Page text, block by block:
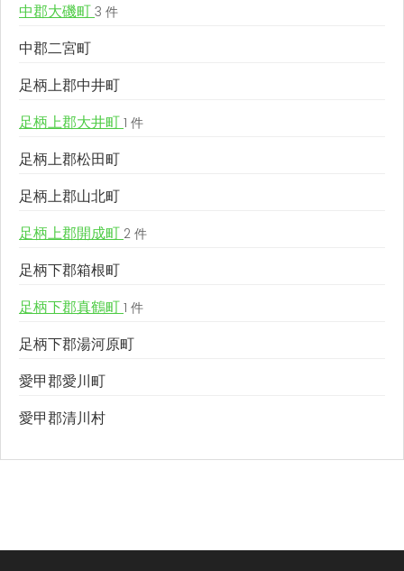
中郡大磯町 3 件
中郡二宮町
足柄上郡中井町
足柄上郡大井町 1 件
足柄上郡松田町
足柄上郡山北町
足柄上郡開成町 2 件
足柄下郡箱根町
足柄下郡真鶴町 1 件
足柄下郡湯河原町
愛甲郡愛川町
愛甲郡清川村